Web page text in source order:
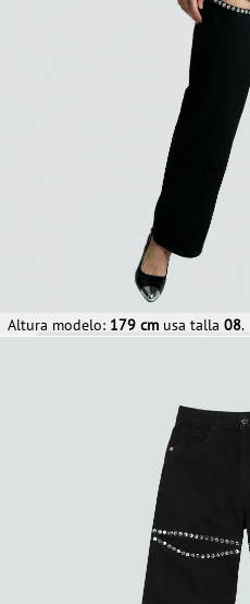
Altura modelo: 179 cm usa talla 08.